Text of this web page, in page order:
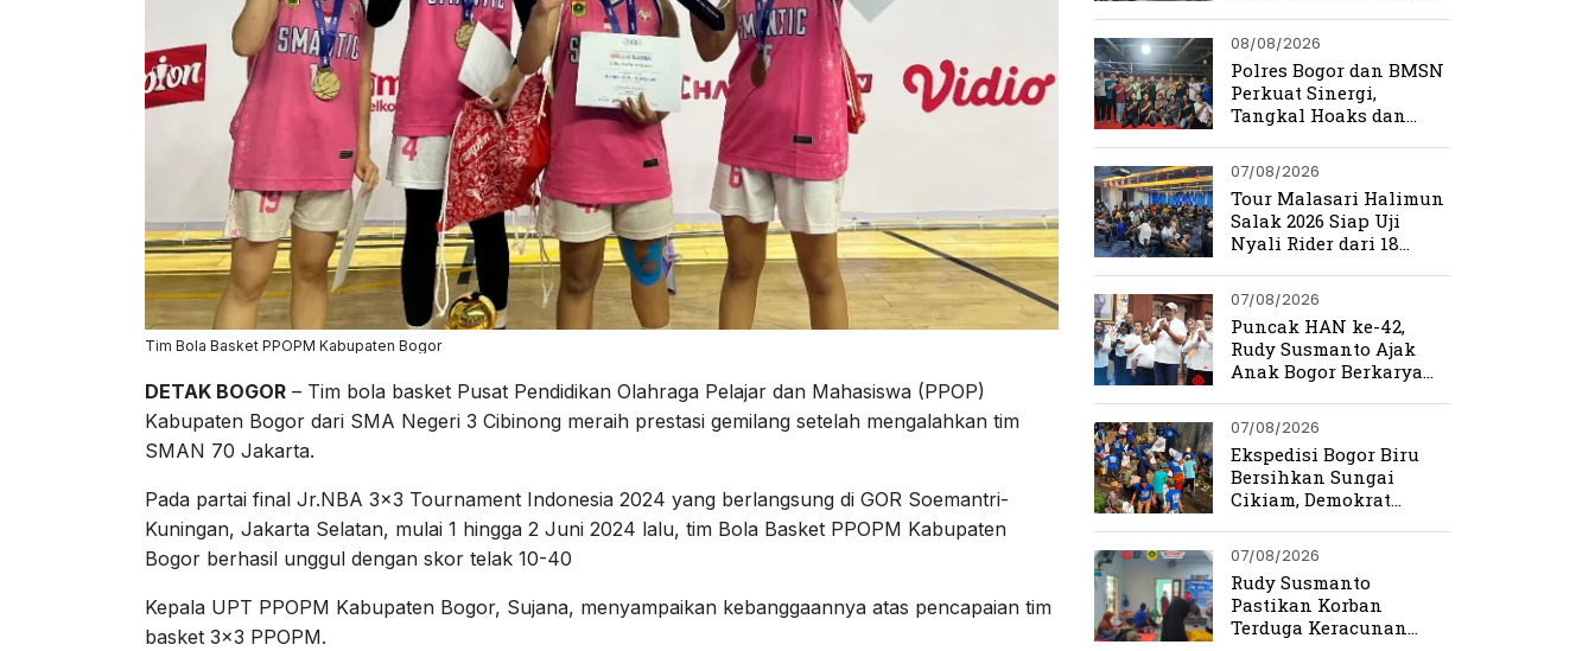
Tim Bola Basket PPOPM Kabupaten Bogor
DETAK BOGOR – Tim bola basket Pusat Pendidikan Olahraga Pelajar dan Mahasiswa (PPOP)
Kabupaten Bogor dari SMA Negeri 3 Cibinong meraih prestasi gemilang setelah mengalahkan tim
SMAN 70 Jakarta.
Pada partai final Jr.NBA 3×3 Tournament Indonesia 2024 yang berlangsung di GOR Soemantri-
Kuningan, Jakarta Selatan, mulai 1 hingga 2 Juni 2024 lalu, tim Bola Basket PPOPM Kabupaten
Bogor berhasil unggul dengan skor telak 10-40
Kepala UPT PPOPM Kabupaten Bogor, Sujana, menyampaikan kebanggaannya atas pencapaian tim
basket 3×3 PPOPM.
08/08/2026
Polres Bogor dan BMSN
Perkuat Sinergi,
Tangkal Hoaks dan
07/08/2026
Tour Malasari Halimun
Salak 2026 Siap Uji
Nyali Rider dari 18
Ekstrem Bogor
07/08/2026
Puncak HAN ke-42,
Rudy Susmanto Ajak
Anak Bogor Berkarya
07/08/2026
Ekspedisi Bogor Biru
Bersihkan Sungai
Cikiam, Demokrat
Warga Jasinga
07/08/2026
Rudy Susmanto
Pastikan Korban
Terduga Keracunan